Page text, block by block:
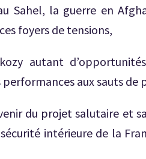
Sahel, la guerre en
foyers de tensions,
autant
aux sauts de
du projet salutaire et
intérieure de la